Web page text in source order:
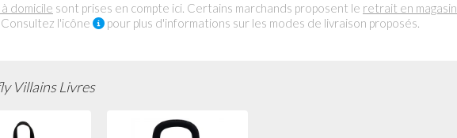
domicile sont prises en compte ici. Certains marchands proposent le retrait en magasin
l'icône
pour plus d'informations sur les modes de livraison proposés.
Villains Livres